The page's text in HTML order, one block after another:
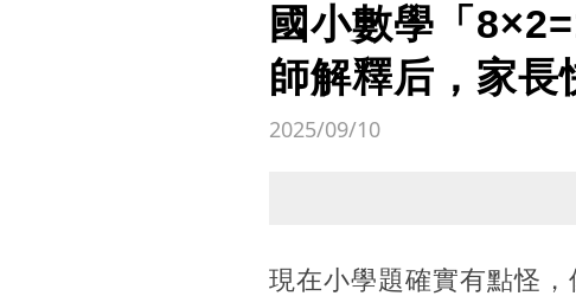
國小數學「
師解釋后，家長
2025/09/10
現在小學題確實有點怪